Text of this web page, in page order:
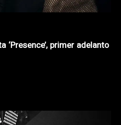
‘Presence’, primer adelanto